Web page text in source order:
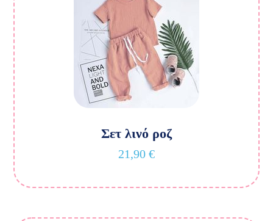
Σετ λινό ροζ
21,90 €